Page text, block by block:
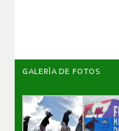
GALERÌA DE FOTOS